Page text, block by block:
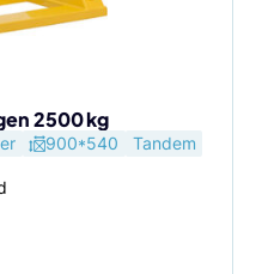
2500 kg
900*540 Tandem